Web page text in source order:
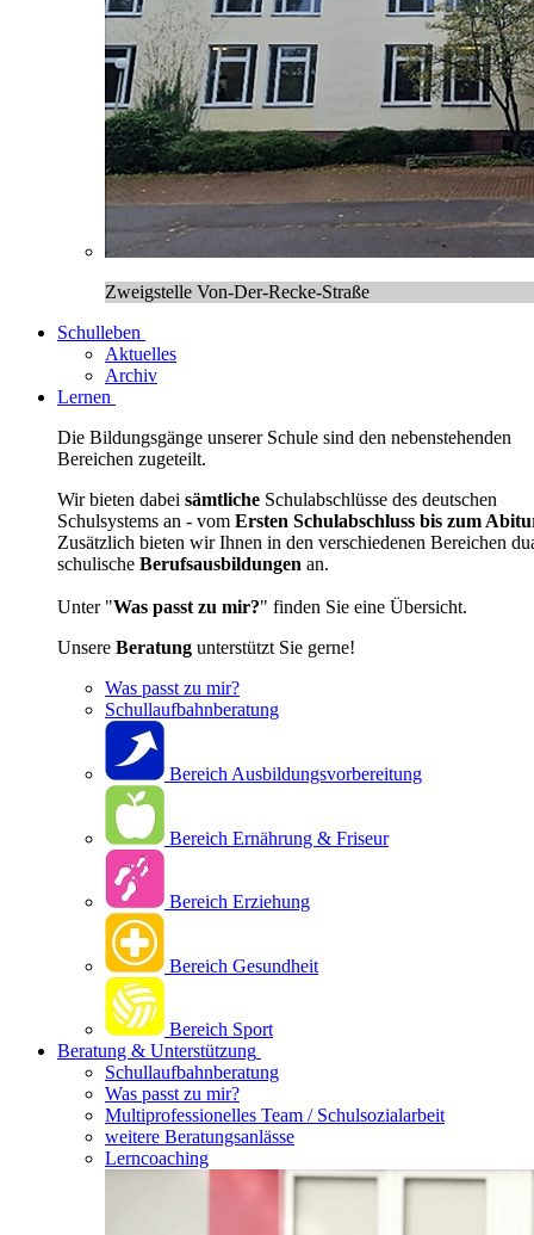
Zweigstelle Von-Der-Recke-Straße
Schulleben
Aktuelles
Archiv
Lernen
Die Bildungsgänge unserer Schule sind den nebenstehenden
Bereichen zugeteilt.
Wir bieten dabei sämtliche Schulabschlüsse des deutschen
Schulsystems an - vom Ersten Schulabschluss bis zum
Zusätzlich bieten wir Ihnen in den verschiedenen Bereichen
schulische Berufsausbildungen an.
Unter "Was passt zu mir?" finden Sie eine Übersicht.
Unsere Beratung unterstützt Sie gerne!
Was passt zu mir?
Schullaufbahnberatung
Bereich Ausbildungsvorbereitung
Bereich Ernährung & Friseur
Bereich Erziehung
Bereich Gesundheit
Bereich Sport
Beratung & Unterstützung
Schullaufbahnberatung
Was passt zu mir?
Multipro­fessionelles Team / Schulsozialarbeit
weitere Beratungsanlässe
Lerncoaching